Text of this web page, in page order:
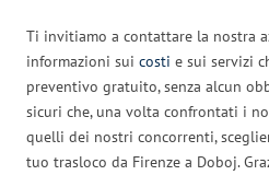
Ti invitiamo a contattare la nostra
informazioni sui costi e sui servizi
preventivo gratuito, senza alcun
sicuri che, una volta confrontati i
quelli dei nostri concorrenti,
tuo trasloco da Firenze a Doboj.